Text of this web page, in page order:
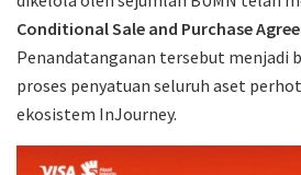
Conditional Sale and Purchase
Penandatanganan tersebut menjadi
proses penyatuan seluruh aset
ekosistem InJourney.